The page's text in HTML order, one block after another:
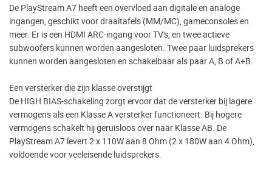
De PlayStream A7 heeft een overvloed aan digitale en analoge
ingangen, geschikt voor draaitafels (MM/MC), gameconsoles en
meer. Er is een HDMI ARC-ingang voor TV's, en twee actieve
subwoofers kunnen worden aangesloten. Twee paar luidsprekers
kunnen worden aangesloten en schakelbaar als paar A, B of A+B.
Een versterker die zijn klasse overstijgt
De HIGH BIAS-schakeling zorgt ervoor dat de versterker bij lagere
vermogens als een Klasse A versterker functioneert. Bij hogere
vermogens schakelt hij geruisloos over naar Klasse AB. De
PlayStream A7 levert 2 x 110W aan 8 Ohm (2 x 180W aan 4 Ohm),
voldoende voor veeleisende luidsprekers.